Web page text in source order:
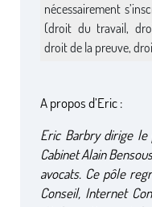
nécessairement
(droit du travail,
droit de la preuve,
A propos d’Eric :
Eric Barbry dirige
Cabinet Alain
avocats. Ce pôle
Conseil, Internet